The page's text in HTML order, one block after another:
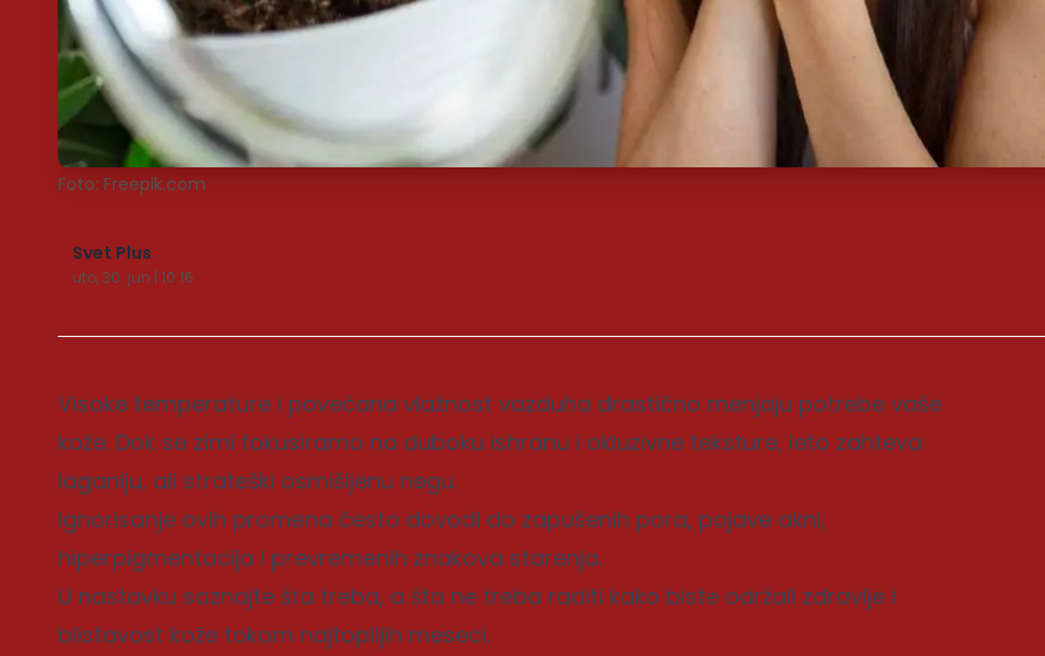
Foto: Freepik.com
Svet Plus
uto, 30. jun | 10:16
Visoke temperature i povećana vlažnost vazduha drastično menjaju potrebe vaše
kože. Dok se zimi fokusiramo na duboku ishranu i okluzivne teksture, leto zahteva
laganiju, ali strateški osmišljenu negu.
Ignorisanje ovih promena često dovodi do zapušenih pora, pojave akni,
hiperpigmentacija i prevremenih znakova starenja.
U nastavku saznajte šta treba, a šta ne treba raditi kako biste održali zdravlje i
blistavost kože tokom najtoplijih meseci.